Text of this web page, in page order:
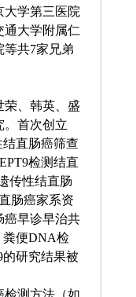
大学第三医院
通大学附属仁
共7家兄弟
荣、韩英、盛
。首次创立
直肠癌筛查
检测结直
传性结直肠
肠癌家系资
癌早诊早治共
粪便DNA检
研究结果被
检测方法（如